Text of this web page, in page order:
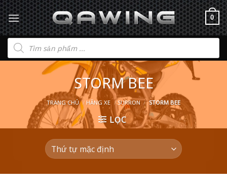
0
Tìm
kiếm
sản
phẩm
STORM BEE
TRANG CHỦ / HÃNG XE / SURRON / STORM BEE
LỌC